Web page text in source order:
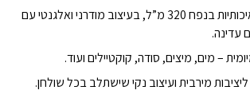
סט כוסות זכוכית איכותיות בנפח 320 מ”ל, בעיצוב מודרני ואלגנטי עם
עדינה.
– מים, מיצים, סודה, קוקטיילים ועוד.
מירבית ועיצוב נקי שישתלב בכל שולחן.